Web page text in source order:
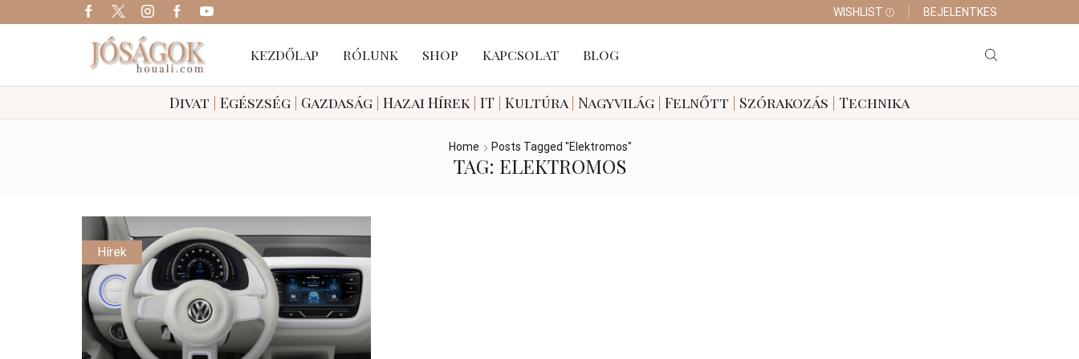
WISHLIST BEJELENTKES
KEZDŐLAP RÓLUNK SHOP KAPCSOLAT BLOG
Divat | Egészség | Gazdaság | Hazai Hírek | IT | Kultúra| Nagyvilág | Felnőtt | Szórakozás | Technika
Home Posts Tagged "elektromos"
TAG: ELEKTROMOS
Hírek